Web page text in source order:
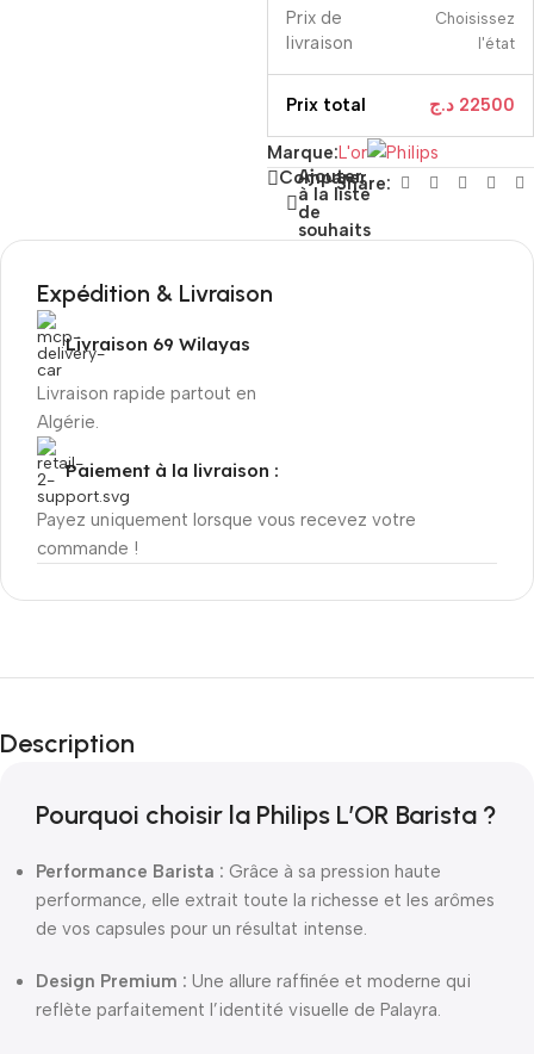
Prix ​​de
livraison
Choisissez
l'état
Prix ​​total 22500 د.ج
Marque:L'or
Comparer
Ajouter
à la liste
de
souhaits
Share:
Expédition & Livraison
Livraison 69 Wilayas
Livraison rapide partout en
Algérie.
Paiement à la livraison :
Payez uniquement lorsque vous recevez votre
commande !
Description
Pourquoi choisir la Philips L’OR Barista ?
Performance Barista : Grâce à sa pression haute
performance, elle extrait toute la richesse et les arômes
de vos capsules pour un résultat intense.
Design Premium : Une allure raffinée et moderne qui
reflète parfaitement l’identité visuelle de Palayra.